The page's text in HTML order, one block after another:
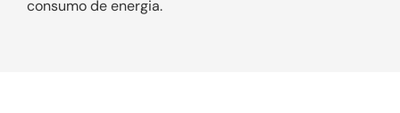
consumo de energia.